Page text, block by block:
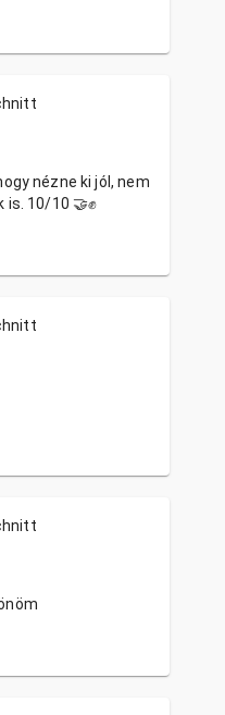
nézne ki jól, nem
10/10 🤝✊️